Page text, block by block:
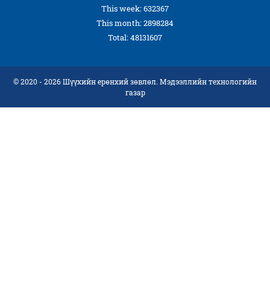
This week: 632367
This month: 2898284
Total: 48131607
© 2020 - 2026 Шүүхийн ерөнхий зөвлөл. Мэдээллийн технологийн
газар